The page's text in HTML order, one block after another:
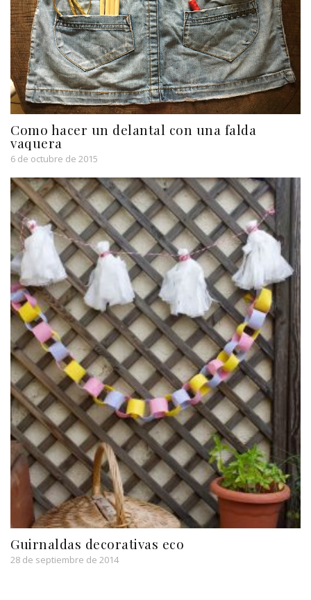
Como hacer un delantal con una falda
vaquera
6 de octubre de 2015
Guirnaldas decorativas eco
28 de septiembre de 2014